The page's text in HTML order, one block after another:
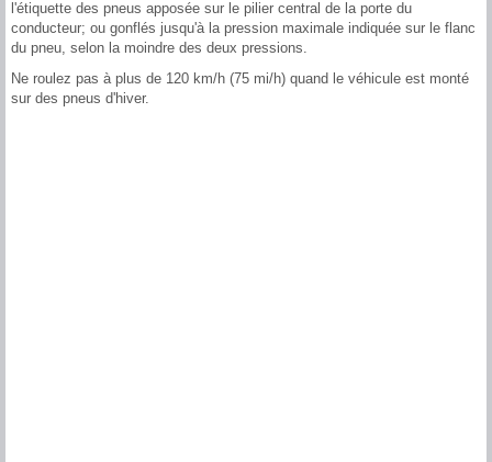
l'étiquette des pneus apposée sur le pilier central de la porte du
conducteur; ou gonflés jusqu'à la pression maximale indiquée sur le flanc
du pneu, selon la moindre des deux pressions.
Ne roulez pas à plus de 120 km/h (75 mi/h) quand le véhicule est monté
sur des pneus d'hiver.